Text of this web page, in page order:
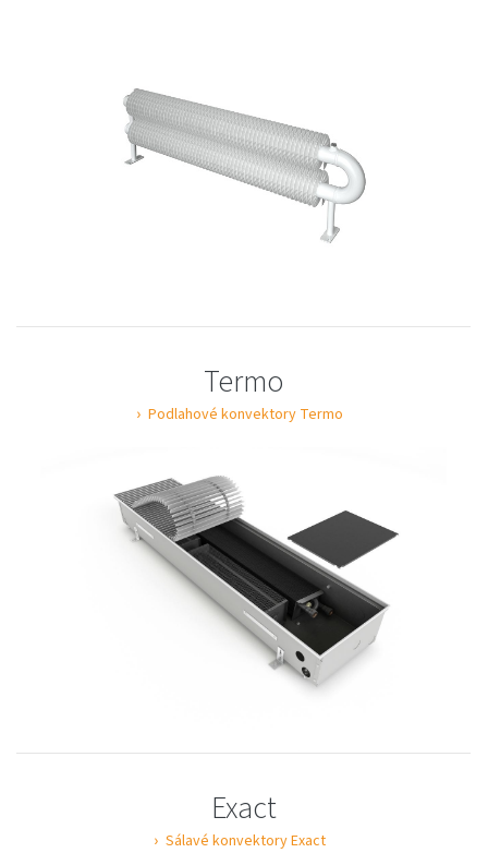
Termo
Podlahové konvektory Termo
Exact
Sálavé konvektory Exact